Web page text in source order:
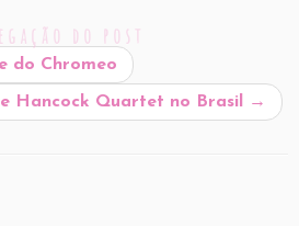
P
re
ss
t
d
s
o
n
do post
do Chromeo
Hancock Quartet no Brasil →